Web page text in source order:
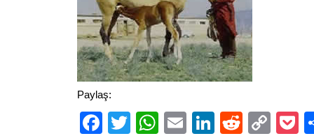
Paylaş:
Facebook
TwitterWhatsApp
EmailLinkedIn
Reddit